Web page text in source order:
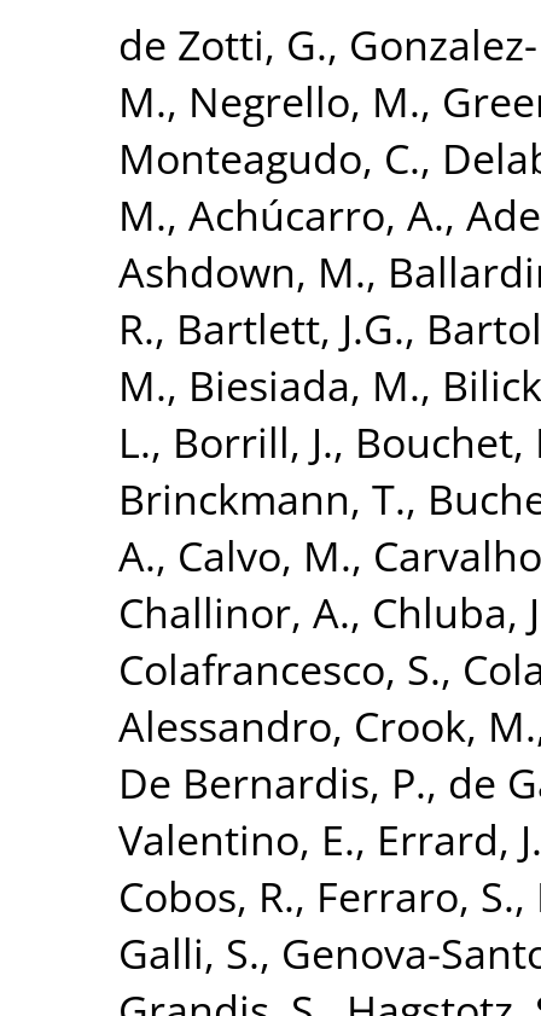
de Zotti, G.,
M., Negrello, M.,
Monteagudo, C.,
M., Achúcarro, A.,
Ashdown, M.,
R., Bartlett, J.G.,
M., Biesiada, M.,
L., Borrill, J., Bouchet,
Brinckmann, T.,
A., Calvo, M.,
Challinor, A., Chluba,
Colafrancesco, S.,
Alessandro, Crook, M.
De Bernardis, P., de
Valentino, E., Errard, J.
Cobos, R., Ferraro, S.,
Galli, S., Genova-